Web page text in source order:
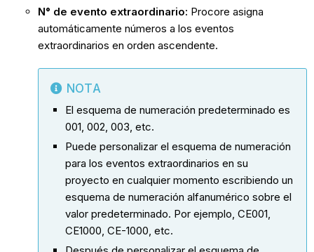
N° de evento extraordinario: Procore asigna
automáticamente números a los eventos
extraordinarios en orden ascendente.
NOTA
El esquema de numeración predeterminado es
001, 002, 003, etc.
Puede personalizar el esquema de numeración
para los eventos extraordinarios en su
proyecto en cualquier momento escribiendo un
esquema de numeración alfanumérico sobre el
valor predeterminado. Por ejemplo, CE001,
CE1000, CE-1000, etc.